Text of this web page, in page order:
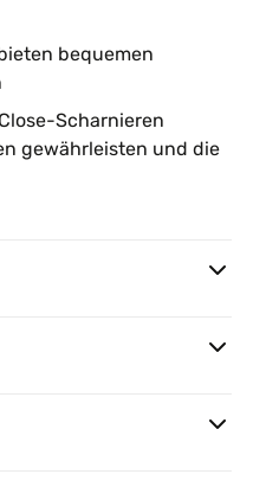
bequemen
Scharnieren
gewährleisten und die